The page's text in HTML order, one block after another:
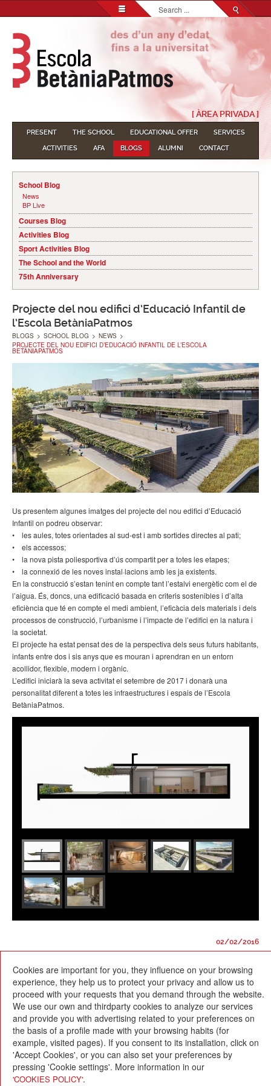
Search...
[ ÀREA PRIVADA ]
PRESENT THE SCHOOL EDUCATIONAL OFFER
SERVICES
ACTIVITIES
AFA BLOGS ALUMNI CONTACT
School Blog
News
BP Live
Courses Blog
Activities Blog
Sport Activities Blog
The School and the World
75th Anniversary
Projecte del nou edifici d’Educació Infantil de
l’Escola BetàniaPatmos
BLOGS > SCHOOL BLOG > NEWS >
PROJECTE DEL NOU EDIFICI D’EDUCACIÓ INFANTIL DE L’ESCOLA
BETÀNIAPATMOS
Us presentem algunes imatges del projecte del nou edifici d’Educació
Infantil on podreu observar:
• les aules, totes orientades al sud-est i amb sortides directes al pati;
• els accessos;
• la nova pista poliesportiva d’ús compartit per a totes les etapes;
• la connexió de les noves instal·lacions amb les ja existents.
En la construcció s’estan tenint en compte tant l’estalvi energètic com el de
l’aigua. És, doncs, una edificació basada en criteris sostenibles i d’alta
eficiència que té en compte el medi ambient, l’eficàcia dels materials i dels
processos de construcció, l’urbanisme i l’impacte de l’edifici en la natura i
la societat.
El projecte ha estat pensat des de la perspectiva dels seus futurs habitants,
infants entre dos i sis anys que es mouran i aprendran en un entorn
acollidor, flexible, modern i orgànic.
L’edifici iniciarà la seva activitat el setembre de 2017 i donarà una
personalitat diferent a totes les infraestructures i espais de l’Escola
BetàniaPatmos.
02/02/2016
Escola Betània-Patmos
C. Montevideo, 13
08034 Barcelona
T. 932 521 900
info@betania-patmos.org
Cookies are important for you, they influence on your browsing
experience, they help us to protect your privacy and allow us to
proceed with your requests that you demand through the website.
We use our own and thirdparty cookies to analyze our services
and provide you with advertising related to your preferences on
the basis of a profile made with your browsing habits (for
example, visited pages). If you consent to its installation, click on
'Accept Cookies', or you can also set your preferences by
pressing 'Cookie settings'. More information in our
'COOKIES POLICY'.